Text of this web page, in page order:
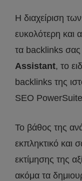
Η διαχείριση
ευκολότερη
τα backlinks
Assistant, το
backlinks της
SEO
Το βάθος της
εκπληκτικό και
εκτίμησης της
ακόμα τα